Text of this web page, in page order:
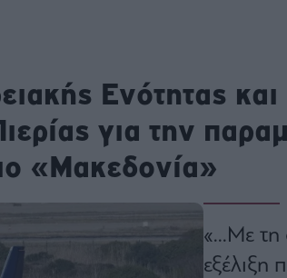
opt
is
Ενότητας και
για την
«Μακεδονία»
«...Με τη
εξέλιξη